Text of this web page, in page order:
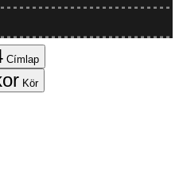
Címlap
Kör